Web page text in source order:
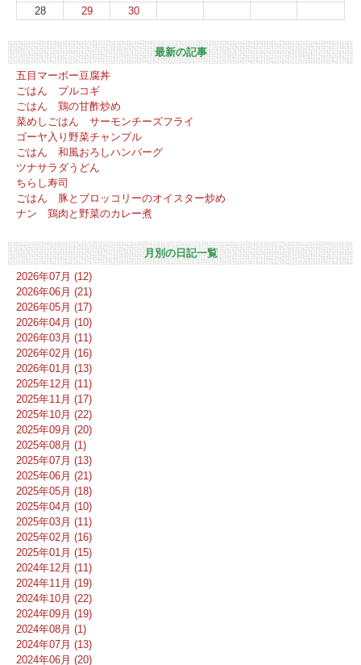
28
29 30
最新の記事
五目マーボー豆腐丼
ごはん プルコギ
ごはん 鶏の甘酢炒め
菜めしごはん サーモンチーズフライ
ゴーヤ入り野菜チャンプル
ごはん 和風おろしハンバーグ
ツナサラダうどん
ちらし寿司
ごはん 豚とブロッコリーのオイスター炒め
ナン 鶏肉と野菜のカレー煮
月別の日記一覧
2026年07月 (12)
2026年06月 (21)
2026年05月 (17)
2026年04月 (10)
2026年03月 (11)
2026年02月 (16)
2026年01月 (13)
2025年12月 (11)
2025年11月 (17)
2025年10月 (22)
2025年09月 (20)
2025年08月 (1)
2025年07月 (13)
2025年06月 (21)
2025年05月 (18)
2025年04月 (10)
2025年03月 (11)
2025年02月 (16)
2025年01月 (15)
2024年12月 (11)
2024年11月 (19)
2024年10月 (22)
2024年09月 (19)
2024年08月 (1)
2024年07月 (13)
2024年06月 (20)